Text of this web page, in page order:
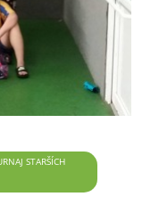
STARŠÍCH